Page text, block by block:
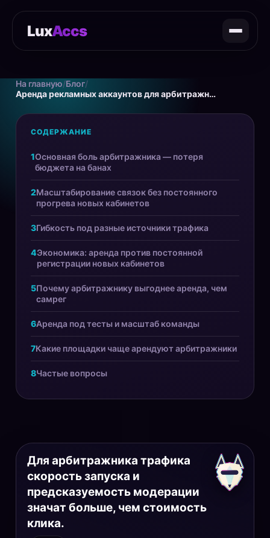
LuxAccs
На главную/Блог/
Аренда рекламных аккаунтов для арбитражников
Для арбитражника трафика
скорость запуска и
предсказуемость модерации
значат больше, чем стоимость
клика.
СОДЕРЖАНИЕ
Основная боль арбитражника — потеря
бюджета на банах
Масштабирование связок без постоянного
прогрева новых кабинетов
Гибкость под разные источники трафика
Экономика: аренда против постоянной
регистрации новых кабинетов
Почему арбитражнику выгоднее аренда, чем
самрег
Аренда под тесты и масштаб команды
Какие площадки чаще арендуют арбитражники
Частые вопросы